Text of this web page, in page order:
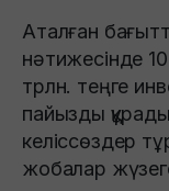
Аталған
нәтижесінде
трлн. теңге
пайызды
келіссөздер
жобалар